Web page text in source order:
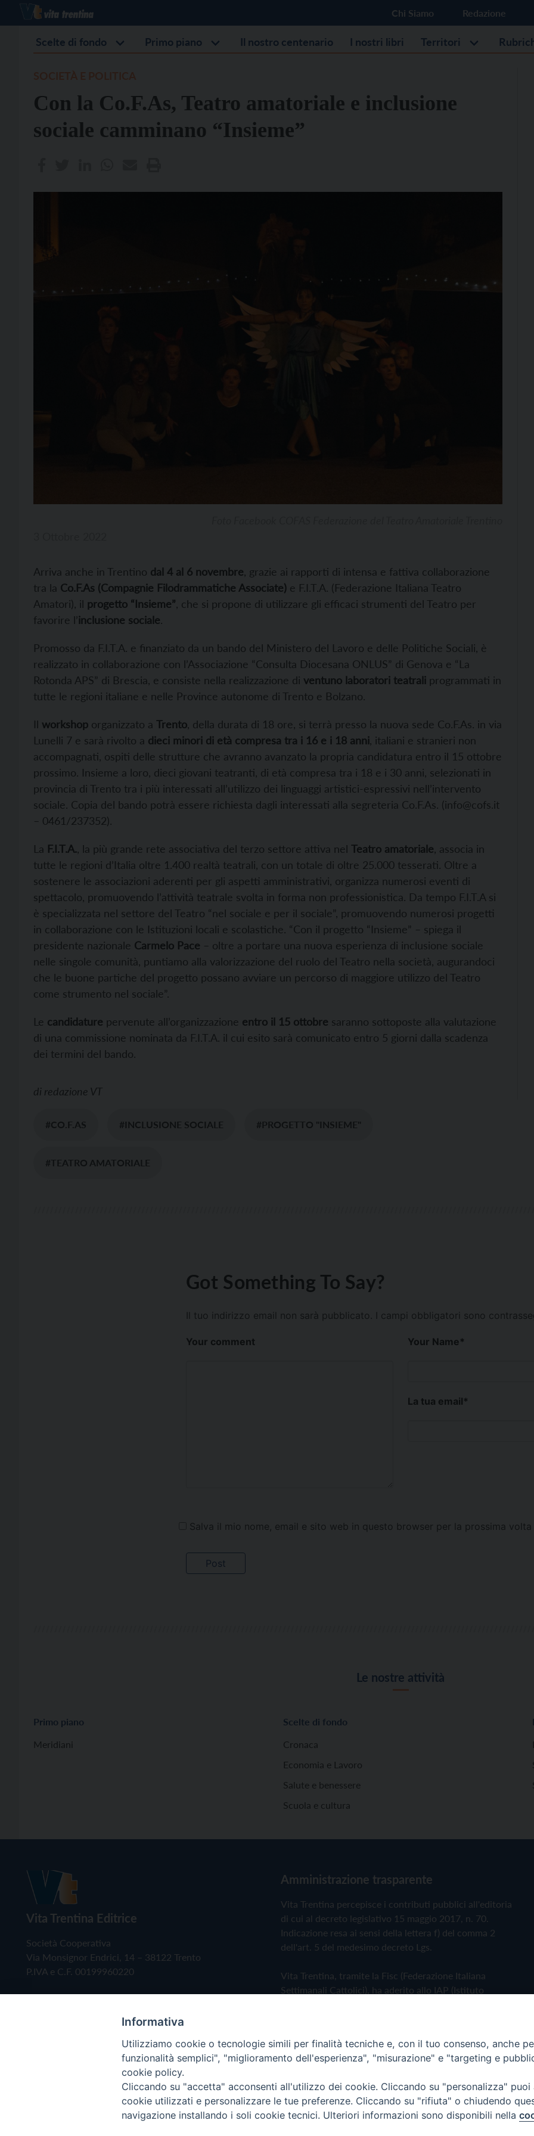
Chi Siamo Redazione
Scelte di fondo Primo piano Il nostro centenario I nostri libri Territori
Con la Co.F.As, Teatro amatoriale e inclusione
sociale camminano “Insieme”
Arriva anche in Trentino dal 4 al 6 novembre , grazie ai rapporti di intensa e fattiva collaborazione
tra la Co.F.As (Compagnie Filodrammatiche Associate) e F.I.T.A. (Federazione Italiana Teatro
Amatori), il progetto “Insieme” , che si propone di utilizzare gli efficaci strumenti del Teatro per
favorire l’inclusione sociale.
Promosso da F.I.T.A. e finanziato da un bando del Ministero del Lavoro e delle Politiche Sociali, è
realizzato in collaborazione con l’Associazione “Consulta Diocesana ONLUS” di Genova e “La
Rotonda APS” di Brescia, e consiste nella realizzazione di ventuno laboratori teatrali programmati in
tutte le regioni italiane e nelle Province autonome di Trento e Bolzano.
Il workshop organizzato a Trento , della durata di 18 ore, si terrà presso la nuova sede Co.F.As. in via
Lunelli 7 e sarà rivolto a dieci minori di età compresa tra i 16 e i 18 anni , italiani e stranieri non
accompagnati, ospiti delle strutture che avranno avanzato la propria candidatura entro il 15 ottobre
prossimo. Insieme a loro, dieci giovani teatranti, di età compresa tra i 18 e i 30 anni, selezionati in
provincia di Trento tra i più interessati all’utilizzo dei linguaggi artistici-espressivi nell’intervento
sociale. Copia del bando potrà essere richiesta dagli interessati alla segreteria Co.F.As. (info@cofs.it
– 0461/237352).
La F.I.T.A. , la più grande rete associativa del terzo settore attiva nel Teatro amatoriale , associa in
tutte le regioni d’Italia oltre 1.400 realtà teatrali, con un totale di oltre 25.000 tesserati. Oltre a
sostenere le associazioni aderenti per gli aspetti amministrativi, organizza numerosi eventi di
spettacolo, promuovendo l’attività teatrale svolta in forma non professionistica. Da tempo F.I.T.A si
è specializzata nel settore del Teatro “nel sociale e per il sociale”, promuovendo numerosi progetti
in collaborazione con le Istituzioni locali e scolastiche. “Con il progetto “Insieme” – spiega il
presidente nazionale Carmelo Pace – oltre a portare una nuova esperienza di inclusione sociale
nelle singole comunità, puntiamo alla valorizzazione del ruolo del Teatro nella società, augurandoci
che le buone partiche del progetto possano avviare un percorso di maggiore utilizzo del Teatro
come strumento nel sociale”.
Le candidature pervenute all’organizzazione entro il 15 ottobre saranno sottoposte alla valutazione
di una commissione nominata da F.I.T.A. il cui esito sarà comunicato entro 5 giorni dalla scadenza
dei termini del bando.
di redazione VT
#CO.F.AS #INCLUSIONE SOCIALE #PROGETTO "INSIEME"
#TEATRO AMATORIALE
Got Something To Say?
Il tuo indirizzo email non sarà pubblicato. I campi obbligatori sono
Your comment Your Name*
La tua email*
Salva il mio nome, email e sito web in questo browser per la prossima
Le nostre attività
Primo piano
Meridiani
Scelte di fondo
Cronaca
Economia e Lavoro
Salute e benessere
Scuola e cultura
Vita Trentina Editrice
Società Cooperativa
Via Monsignor Endrici, 14 – 38122 Trento
P.IVA e C.F. 00199960220
Amministrazione trasparente
Vita Trentina percepisce i contributi pubblici all'editoria
di cui al decreto legislativo 15 maggio 2017, n. 70.
Indicazione resa ai sensi della lettera f) del comma 2
dell'art. 5 del medesimo decreto Lgs.
Vita Trentina, tramite la Fisc (Federazione Italiana
Settimanali Cattolici), ha aderito allo IAP (Istituto
Privacy Policy Cookie Policy
Copyright © 2019 - Tutti i diritti riservati - Vita Trentina Editrice
Informativa
Utilizziamo cookie o tecnologie simili per finalità tecniche e, con il tuo consenso, anche
funzionalità semplici", "miglioramento dell'esperienza", "misurazione" e "targeting e
cookie policy.
Cliccando su "accetta" acconsenti all'utilizzo dei cookie. Cliccando su "personalizza"
cookie utilizzati e personalizzare le tue preferenze. Cliccando su "rifiuta" o chiudendo
navigazione installando i soli cookie tecnici. Ulteriori informazioni sono disponibili nella